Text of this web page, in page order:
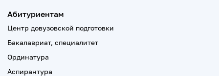
Абитуриентам
Центр довузовской подготовки
Бакалавриат, специалитет
Ординатура
Аспирантура